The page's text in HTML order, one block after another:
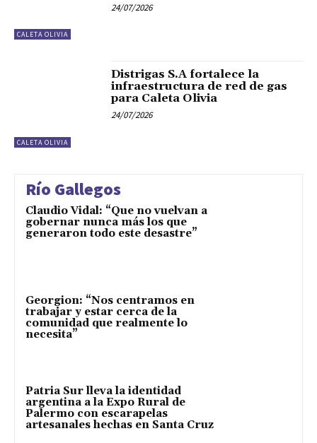
CALETA OLIVIA
24/07/2026
CALETA OLIVIA
Distrigas S.A fortalece la
infraestructura de red de gas
para Caleta Olivia
24/07/2026
Río Gallegos
Claudio Vidal: “Que no vuelvan a
gobernar nunca más los que
generaron todo este desastre”
Georgion: “Nos centramos en
trabajar y estar cerca de la
comunidad que realmente lo
necesita”
Patria Sur lleva la identidad
argentina a la Expo Rural de
Palermo con escarapelas
artesanales hechas en Santa Cruz